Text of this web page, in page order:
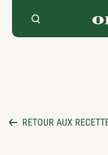
content
RETOUR AUX